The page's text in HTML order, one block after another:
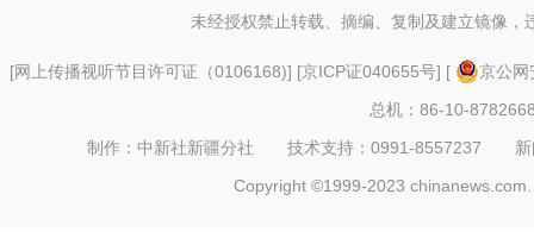
未经授权禁止转载、摘编、复制及建立镜像，
[网上传播视听节目许可证（0106168)] [京ICP证040655号] [
京公
总机：86-10-
制作：中新社新疆分社 技术支持：0991-8557237
Copyright ©1999-2023